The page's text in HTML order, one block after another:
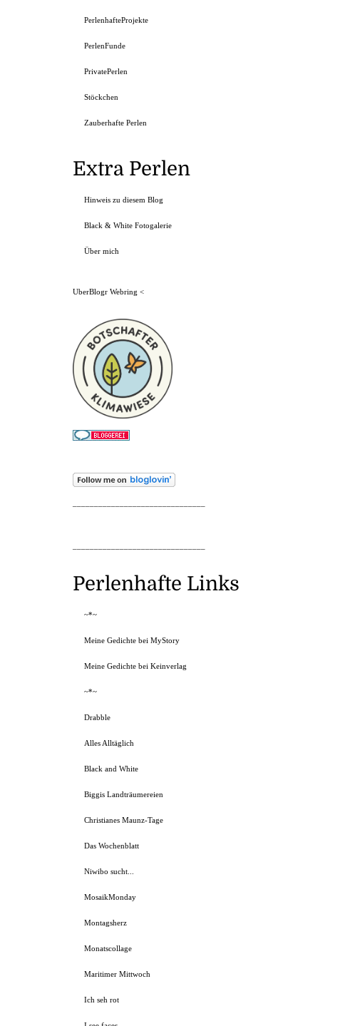
PerlenhafteProjekte
PerlenFunde
PrivatePerlen
Stöckchen
Zauberhafte Perlen
Extra Perlen
Hinweis zu diesem Blog
Black & White Fotogalerie
Über mich
UberBlogr Webring <
Perlenhafte Links
~*~
Meine Gedichte bei MyStory
Meine Gedichte bei Keinverlag
~*~
Drabble
Alles Alltäglich
Black and White
Biggis Landträumereien
Christianes Maunz-Tage
Das Wochenblatt
Niwibo sucht...
MosaikMonday
Montagsherz
Monatscollage
Maritimer Mittwoch
Ich seh rot